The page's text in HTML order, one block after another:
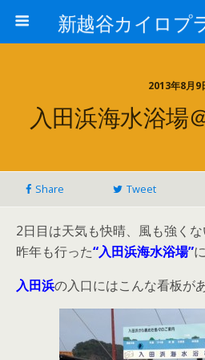
2013年8月9
入田浜海水浴場
Share Tweet
2日目は天気も快晴、風も強くな
昨年も行った“入田浜海水浴場”
入田浜の入口にはこんな看板が